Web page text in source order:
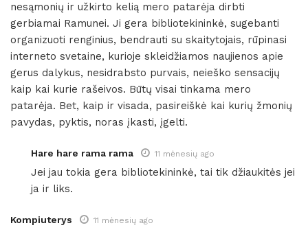
nesąmonių ir užkirto kelią mero patarėja dirbti
gerbiamai Ramunei. Ji gera bibliotekininkė, sugebanti
organizuoti renginius, bendrauti su skaitytojais, rūpinasi
interneto svetaine, kurioje skleidžiamos naujienos apie
gerus dalykus, nesidrabsto purvais, neieško sensacijų
kaip kai kurie rašeivos. Būtų visai tinkama mero
patarėja. Bet, kaip ir visada, pasireiškė kai kurių žmonių
pavydas, pyktis, noras įkasti, įgelti.
Hare hare rama rama 11 mėnesių ago
Jei jau tokia gera bibliotekininkė, tai tik džiaukitės jei
ja ir liks.
Kompiuterys 11 mėnesių ago